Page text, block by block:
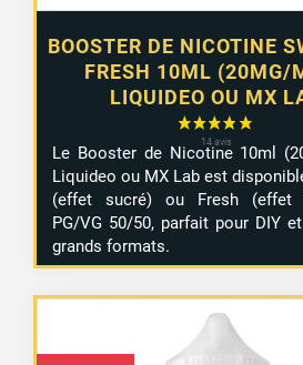
BOOSTER DE NICOTINE
FRESH 10ML (20MG/
LIQUIDEO OU MX
Le Booster de Nicotine 10ml
Liquideo ou MX Lab est
(effet sucré) ou Fresh (effet
PG/VG 50/50, parfait pour DIY
grands formats.